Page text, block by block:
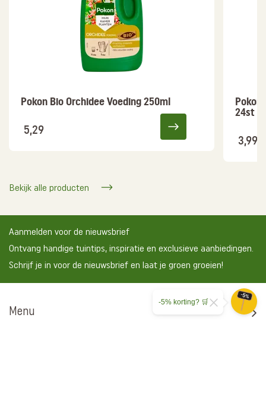
Pokon Bio Orchidee Voeding 250ml
5,29
Pokon
24st
3,99
Bekijk alle producten
Aanmelden voor de nieuwsbrief
Ontvang handige tuintips, inspiratie en exclusieve aanbiedingen.
Schrijf je in voor de nieuwsbrief en laat je groen groeien!
Menu
-5% korting? 🛒